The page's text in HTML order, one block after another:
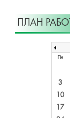
ПЛАН
Пн
3
10
17